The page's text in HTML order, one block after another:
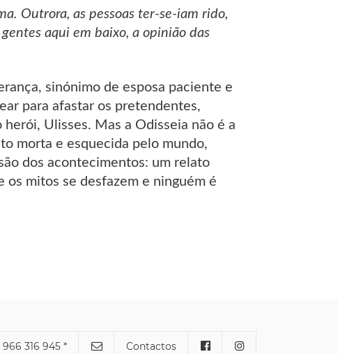
Outrora, as pessoas ter-se-iam rido,
aqui em baixo, a opinião das
sinónimo de esposa paciente e
para afastar os pretendentes,
Ulisses. Mas a Odisseia não é a
morta e esquecida pelo mundo,
dos acontecimentos: um relato
mitos se desfazem e ninguém é
966 316 945 * Contactos